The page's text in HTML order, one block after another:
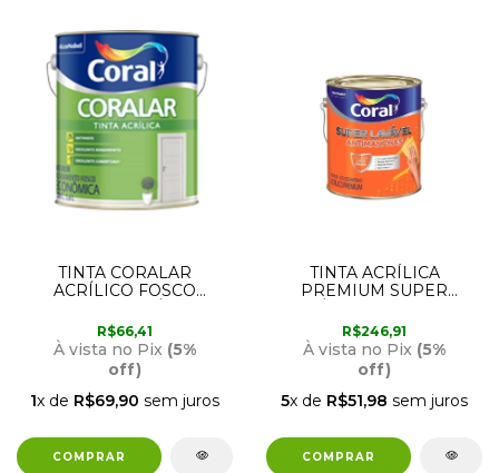
TINTA CORALAR
ACRÍLICO FOSCO
LITROS CORAL
R$66,41
À vista no Pix (5%
off)
1x de R$69,90 sem juros
TINTA ACRÍLICA
PREMIUM SUPER
LITROS CORAL
R$246,91
À vista no Pix (5%
off)
5x de R$51,98 sem juros